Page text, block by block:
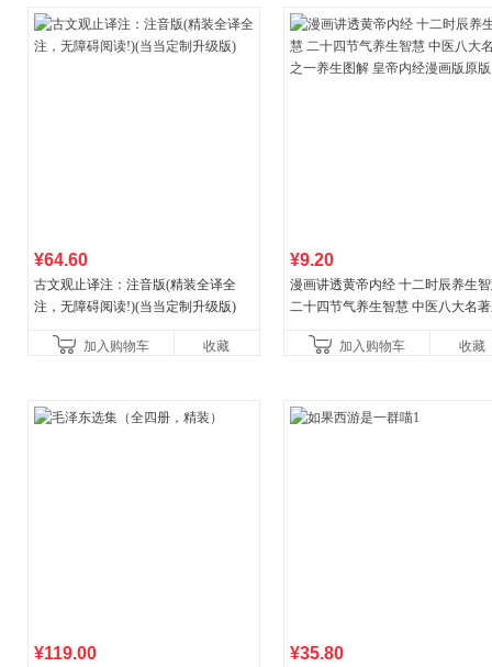
¥64.60
古文观止译注：注音版(精装全译全
注，无障碍阅读!)(当当定制升级版)
加入购物车 收藏
¥9.20
漫画讲透黄帝内经 十二时辰养生
二十四节气养生智慧 中医八大名
加入购物车
收藏
¥119.00 ¥35.80